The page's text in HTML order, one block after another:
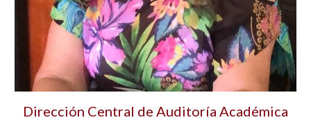
Dirección Central de Auditoría Académica